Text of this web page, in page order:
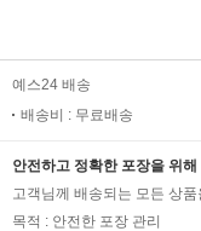
예스24 배송
배송비 : 무료배송
안전하고 정확한 포장을 위
고객님께 배송되는 모든 상
목적 : 안전한 포장 관리